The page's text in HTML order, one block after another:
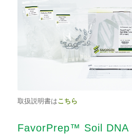
取扱説明書はこちら
FavorPrep™ Soil DNA